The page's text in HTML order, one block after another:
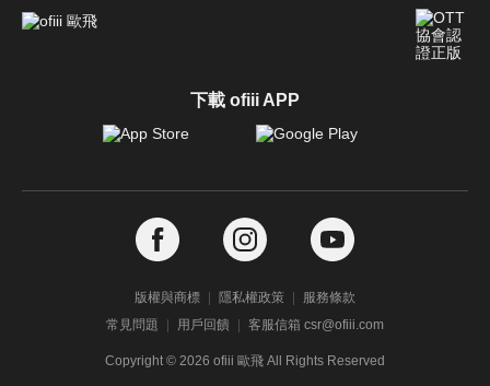
下載 ofiii APP
版權與商標 隱私權政策
服務條款
常見問題
用戶回饋 客服信箱 csr@ofiii.com
Copyright © 2026 ofiii 歐飛 All Rights Reserved